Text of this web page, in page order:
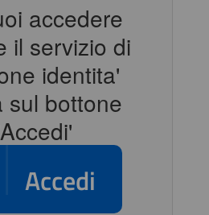
accedere
il servizio di
identita'
sul bottone
Accedi